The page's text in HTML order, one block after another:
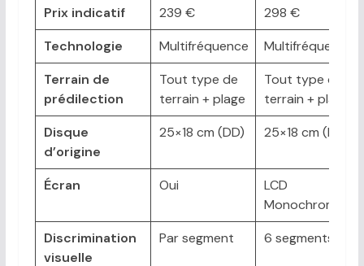
Prix indicatif 239 €
298 €
Technologie
Multifréquence
Multifréquence
Terrain de
prédilection
Tout type de
terrain + plage
Tout type de
terrain + plage
Disque
d’origine
25×18 cm (DD) 25×18 cm (DD)
Écran Oui
LCD
Monochrome
Discrimination
visuelle
Par segment 6 segments